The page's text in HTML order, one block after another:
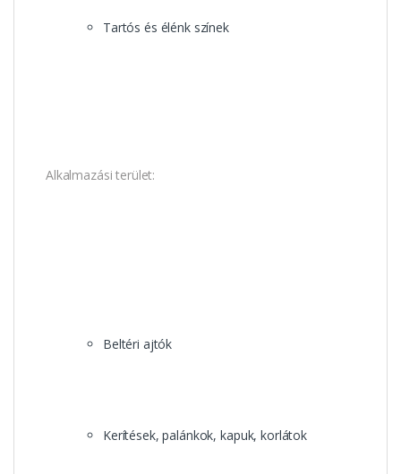
Tartós és élénk színek
Alkalmazási terület:
Beltéri ajtók
Kerítések, palánkok, kapuk, korlátok